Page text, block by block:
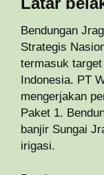
Bendungan
Strategis
termasuk
Indonesia. PT
mengerjakan
Paket 1.
banjir Sungai
irigasi.